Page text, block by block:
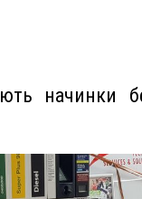
начинки